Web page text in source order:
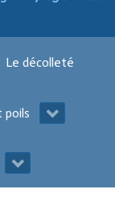
Le décolleté
poils